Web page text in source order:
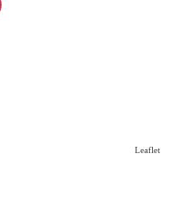
Leaflet